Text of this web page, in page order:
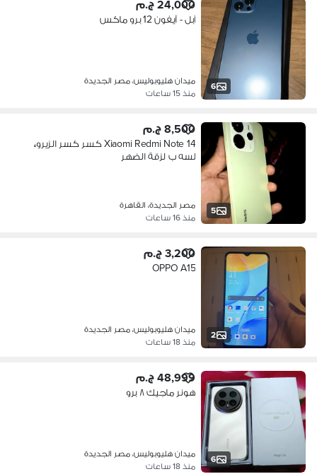
6
24,000 ج.م
آبل - آيفون 12 برو ماكس
ميدان هليوبوليس، مصر الجديدة
منذ 15 ساعات
5
8,500 ج.م
Xiaomi Redmi Note 14 كسر كسر الزيرو،،
لسه ب لزقة الضهر
مصر الجديدة، القاهرة
منذ 16 ساعات
2
3,200 ج.م
OPPO A15
ميدان هليوبوليس، مصر الجديدة
منذ 18 ساعات
6
48,999 ج.م
هونر ماجيك ٨ برو
ميدان هليوبوليس، مصر الجديدة
منذ 18 ساعات